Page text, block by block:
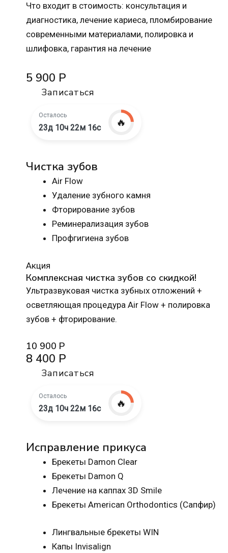
Что входит в стоимость: консультация и
диагностика, лечение кариеса, пломбирование
современными материалами, полировка и
шлифовка, гарантия на лечение
5 900 Р
Записаться
Осталось
23д 10ч 22м 15с 🔥
Чистка зубов
Air Flow
Удаление зубного камня
Фторирование зубов
Реминерализация зубов
Профгигиена зубов
Акция
Комплексная чистка зубов со скидкой!
Ультразвуковая чистка зубных отложений +
осветляющая процедура Air Flow + полировка
зубов + фторирование.
10 900 Р
8 400 Р
Записаться
Осталось
23д 10ч 22м 15с 🔥
Исправление прикуса
Брекеты Damon Clear
Брекеты Damon Q
Лечение на каппах 3D Smile
Брекеты American Orthodontics (Сапфир)
Лингвальные брекеты WIN
Капы Invisalign